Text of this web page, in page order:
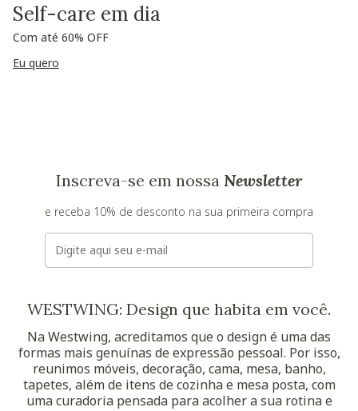
Self-care em dia
Com até 60% OFF
Eu quero
Inscreva-se em nossa Newsletter
e receba 10% de desconto na sua primeira compra
E-mail
WESTWING: Design que habita em você.
Na Westwing, acreditamos que o design é uma das
formas mais genuínas de expressão pessoal. Por isso,
reunimos móveis, decoração, cama, mesa, banho,
tapetes, além de itens de cozinha e mesa posta, com
uma curadoria pensada para acolher a sua rotina e